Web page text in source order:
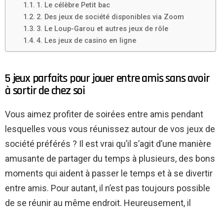
1. Le célèbre Petit bac
2. Des jeux de société disponibles via Zoom
3. Le Loup-Garou et autres jeux de rôle
4. Les jeux de casino en ligne
5 jeux parfaits pour jouer entre amis sans avoir
à sortir de chez soi
Vous aimez profiter de soirées entre amis pendant
lesquelles vous vous réunissez autour de vos jeux de
société préférés ? Il est vrai qu’il s’agit d’une manière
amusante de partager du temps à plusieurs, des bons
moments qui aident à passer le temps et à se divertir
entre amis. Pour autant, il n’est pas toujours possible
de se réunir au même endroit. Heureusement, il